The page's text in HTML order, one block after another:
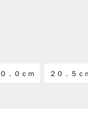
．０ｃｍ ２０．５ｃ